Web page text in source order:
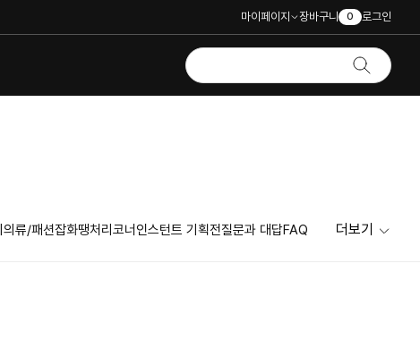
마이페이지 장바구니 0 로그인
의류/패션잡화땡처리코너 인스턴트 기획전질문과 대답FAQ 더보기